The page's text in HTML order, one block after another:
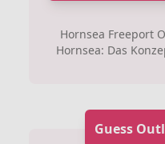
Hornsea Freeport
Hornsea: Das
Guess